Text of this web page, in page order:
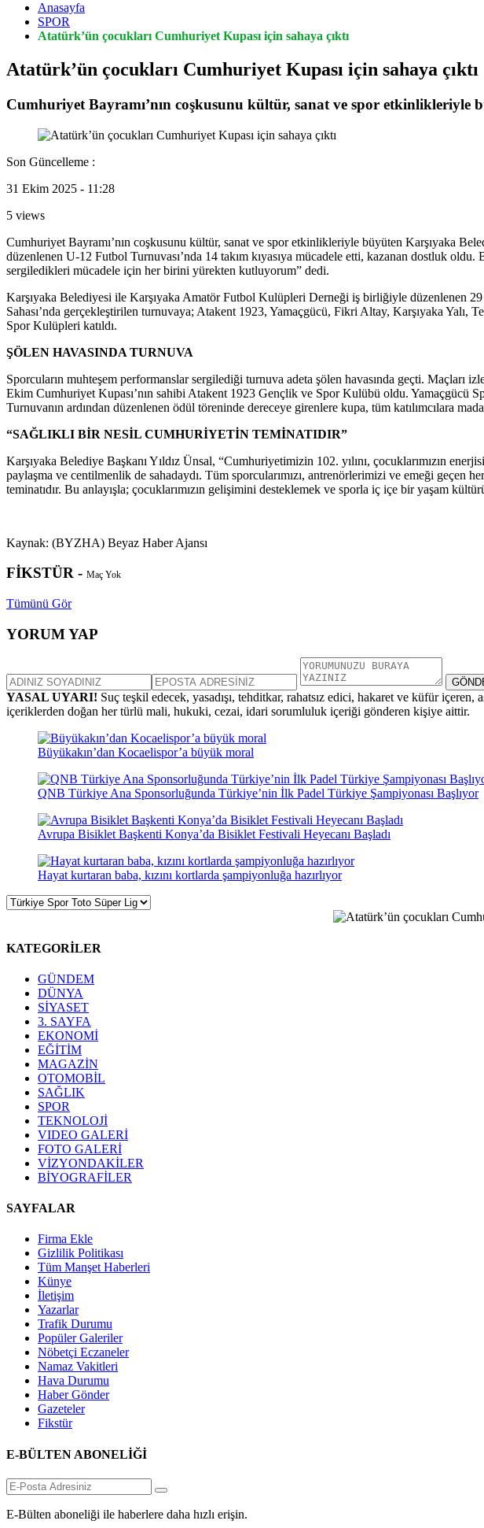
Anasayfa
SPOR
Atatürk’ün çocukları Cumhuriyet Kupası için sahaya çıktı
Atatürk’ün çocukları Cumhuriyet Kupası için sahaya çıktı
Cumhuriyet Bayramı’nın coşkusunu kültür, sanat ve spor etkinlikleriyle
Son Güncelleme :
31 Ekim 2025 - 11:28
5 views
Cumhuriyet Bayramı’nın coşkusunu kültür, sanat ve spor etkinlikleriyle büyüten Karşıyaka
düzenlenen U-12 Futbol Turnuvası’nda 14 takım kıyasıya mücadele etti, kazanan dostluk
sergiledikleri mücadele için her birini yürekten kutluyorum” dedi.
Karşıyaka Belediyesi ile Karşıyaka Amatör Futbol Kulüpleri Derneği iş birliğiyle düzenlenen
Sahası’nda gerçekleştirilen turnuvaya; Atakent 1923, Yamaçgücü, Fikri Altay, Karşıyaka
Spor Kulüpleri katıldı.
ŞÖLEN HAVASINDA TURNUVA
Sporcuların muhteşem performanslar sergilediği turnuva adeta şölen havasında geçti.
Ekim Cumhuriyet Kupası’nın sahibi Atakent 1923 Gençlik ve Spor Kulübü oldu. Yamaçgücü
Turnuvanın ardından düzenlenen ödül töreninde dereceye girenlere kupa, tüm katılımcılara
“SAĞLIKLI BİR NESİL CUMHURİYETİN TEMİNATIDIR”
Karşıyaka Belediye Başkanı Yıldız Ünsal, “Cumhuriyetimizin 102. yılını, çocuklarımızın
paylaşma ve centilmenlik de sahadaydı. Tüm sporcularımızı, antrenörlerimizi ve emeği
teminatıdır. Bu anlayışla; çocuklarımızın gelişimini desteklemek ve sporla iç içe bir yaşam
Kaynak: (BYZHA) Beyaz Haber Ajansı
FİKSTÜR - Maç Yok
Tümünü Gör
YORUM YAP
YASAL UYARI! Suç teşkil edecek, yasadışı, tehditkar, rahatsız edici, hakaret ve küfür
içeriklerden doğan her türlü mali, hukuki, cezai, idari sorumluluk içeriği gönderen kişiye aittir.
Büyükakın’dan Kocaelispor’a büyük moral
QNB Türkiye Ana Sponsorluğunda Türkiye’nin İlk Padel Türkiye Şampiyonası Başlıyor
Avrupa Bisiklet Başkenti Konya’da Bisiklet Festivali Heyecanı Başladı
Hayat kurtaran baba, kızını kortlarda şampiyonluğa hazırlıyor
KATEGORİLER
GÜNDEM
DÜNYA
SİYASET
3. SAYFA
EKONOMİ
EĞİTİM
MAGAZİN
OTOMOBİL
SAĞLIK
SPOR
TEKNOLOJİ
VIDEO GALERİ
FOTO GALERİ
VİZYONDAKİLER
BİYOGRAFİLER
SAYFALAR
Firma Ekle
Gizlilik Politikası
Tüm Manşet Haberleri
Künye
İletişim
Yazarlar
Trafik Durumu
Popüler Galeriler
Nöbetçi Eczaneler
Namaz Vakitleri
Hava Durumu
Haber Gönder
Gazeteler
Fikstür
E-BÜLTEN ABONELİĞİ
E-Bülten aboneliği ile haberlere daha hızlı erişin.